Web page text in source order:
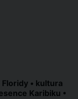
• kultura
Karibiku •